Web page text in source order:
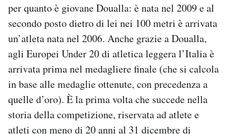
per quanto è giovane Doualla: è nata nel 2009 e al
secondo posto dietro di lei nei 100 metri è arrivata
un’atleta nata nel 2006. Anche grazie a Doualla,
agli Europei Under 20 di atletica leggera l’Italia è
arrivata prima nel medagliere finale (che si calcola
in base alle medaglie ottenute, con precedenza a
quelle d’oro). È la prima volta che succede nella
storia della competizione, riservata ad atlete e
atleti con meno di 20 anni al 31 dicembre di